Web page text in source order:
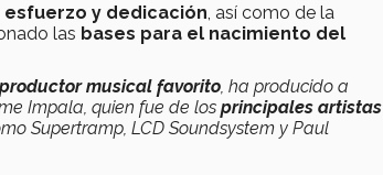
esfuerzo y dedicación , así como de la
las bases para el nacimiento del
musical favorito , ha producido a
Impala, quien fue de los principales artistas
Supertramp, LCD Soundsystem y Paul